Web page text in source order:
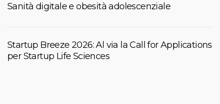
Sanità digitale e obesità adolescenziale
Startup Breeze 2026: Al via la Call for Applications
per Startup Life Sciences